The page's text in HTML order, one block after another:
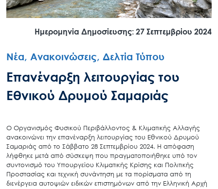
Ημερομηνία Δημοσίευσης: 27 Σεπτεμβρίου 2024
Νέα, Ανακοινώσεις, Δελτία Τύπου
Επανέναρξη λειτουργίας του
Εθνικού Δρυμού Σαμαριάς
Ο Οργανισμός Φυσικού Περιβάλλοντος & Κλιματικής Αλλαγής
ανακοινώνει την επανέναρξη λειτουργίας του Εθνικού Δρυμού
Σαμαριάς από το Σάββατο 28 Σεπτεμβρίου 2024. Η απόφαση
λήφθηκε μετά από σύσκεψη που πραγματοποιήθηκε υπό τον
συντονισμό του Υπουργείου Κλιματικής Κρίσης και Πολιτικής
Προστασίας και τεχνική συνάντηση με τα πορίσματα από τη
διενέργεια αυτοψιών ειδικών επιστημόνων από την Ελληνική Αρχή